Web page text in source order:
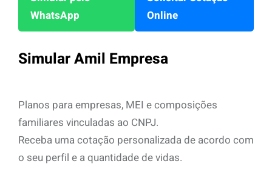
WhatsApp
Online
Simular Amil Empresa
Planos para empresas, MEI e composições
familiares vinculadas ao CNPJ.
Receba uma cotação personalizada de acordo com
o seu perfil e a quantidade de vidas.